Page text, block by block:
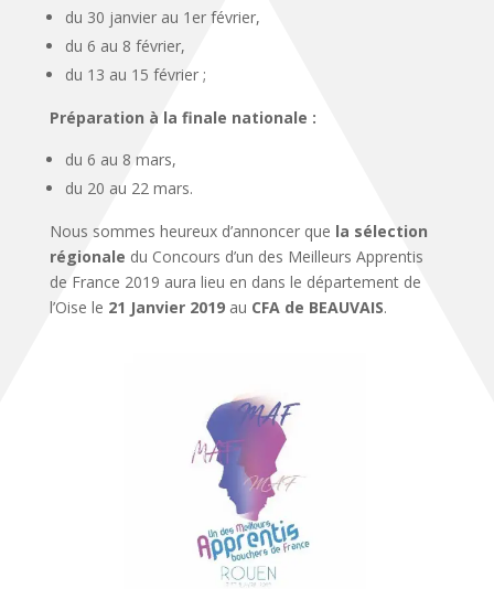
du 30 janvier au 1er février,
du 6 au 8 février,
du 13 au 15 février ;
Préparation à la finale nationale :
du 6 au 8 mars,
du 20 au 22 mars.
Nous sommes heureux d’annoncer que la sélection
régionale du Concours d’un des Meilleurs Apprentis
de France 2019 aura lieu en dans le département de
l’Oise le 21 Janvier 2019au CFA de BEAUVAIS.